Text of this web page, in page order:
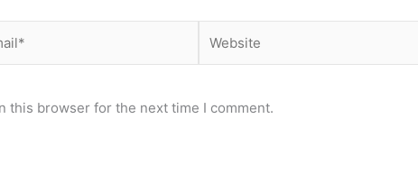
this browser for the next time I comment.